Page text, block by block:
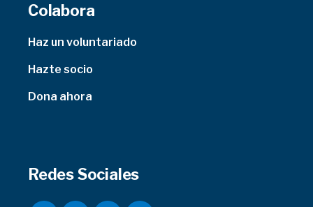
Colabora
Haz un voluntariado
Hazte socio
Dona ahora
Redes Sociales